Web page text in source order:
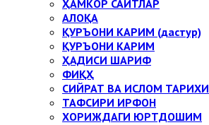
ҲАМКОР САЙТЛАР
АЛОҚА
ҚУРЪОНИ КАРИМ (дастур)
ҚУРЪОНИ КАРИМ
ҲАДИСИ ШАРИФ
ФИҚҲ
СИЙРАТ ВА ИСЛОМ ТАРИХИ
ТАФСИРИ ИРФОН
ХОРИЖДАГИ ЮРТДОШИМ